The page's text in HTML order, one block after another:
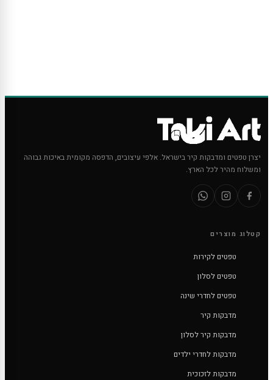
יצרן טפטים ומדבקות קיר בישראל. אלפי עיצובים, הדפסה מקומית באיכות גבוהה
ומשלוח מהיר לכל הארץ.
קטלוג מוצרים
טפטים לקירות
טפטים לסלון
טפטים לחדרי שינה
מדבקות קיר
מדבקות קיר לסלון
מדבקות לחדרי ילדים
מדבקות לזכוכית